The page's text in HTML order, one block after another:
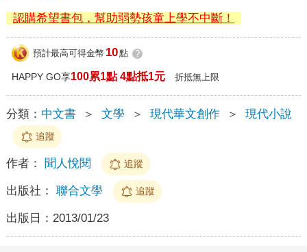
認購希望書包，幫助弱勢孩童上學不中斷！
預計最高可得金幣 10點 ?
HAPPY GO享100累1點 4點抵1元 折抵無上限
分類： 中文書 ＞ 文學 ＞ 現代華文創作 ＞ 現代小說
追蹤
作者： 聞人悅閱 追蹤
出版社： 聯合文學 追蹤
出版日： 2013/01/23